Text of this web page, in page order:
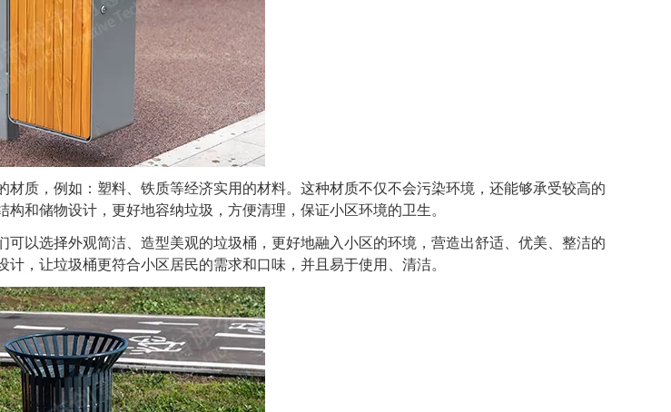
，例如：塑料、铁质等经济实用的材料。这种材质不仅不会污染环境，还能够承受较高的
和储物设计，更好地容纳垃圾，方便清理，保证小区环境的卫生。
选择外观简洁、造型美观的垃圾桶，更好地融入小区的环境，营造出舒适、优美、整洁的
，让垃圾桶更符合小区居民的需求和口味，并且易于使用、清洁。